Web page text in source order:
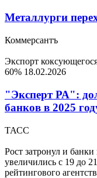
Металлурги
Коммерсантъ
Экспорт
60% 18.02.2026
"Эксперт РА":
банков в 2025
ТАСС
Рост затронул и
увеличились с 19 до
рейтингового